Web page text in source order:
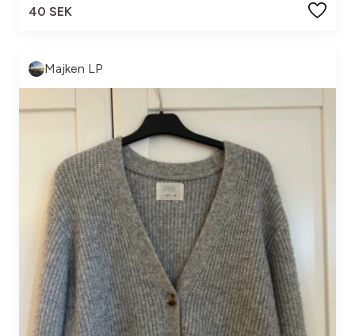
40 SEK
Majken LP